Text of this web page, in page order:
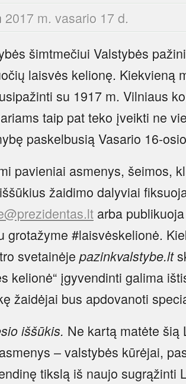
2017 m. vasario 17 d.
šimtmečiui Valstybės
laisvės kelionę. Kiekvieną
su 1917 m. Vilniaus
taip pat teko įveikti ne
paskelbusią Vasario 16-
pavieniai asmenys, šeimos,
žaidimo dalyviai
arba
grotažyme #laisvėskelionė.
svetainėje pazinkvalstybe.lt
kelionė“ įgyvendinti galima
žaidėjai bus apdovanoti
iššūkis. Ne kartą matėte šią
– valstybės kūrėjai,
tikslą iš naujo sugrąžinti